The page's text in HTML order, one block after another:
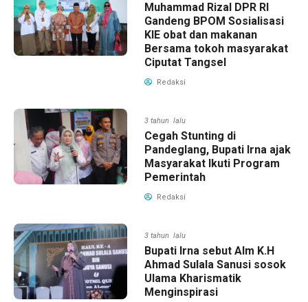
Muhammad Rizal DPR RI
Gandeng BPOM Sosialisasi
KIE obat dan makanan
Bersama tokoh masyarakat
Ciputat Tangsel
Redaksi
3 tahun lalu
Cegah Stunting di
Pandeglang, Bupati Irna ajak
Masyarakat Ikuti Program
Pemerintah
Redaksi
3 tahun lalu
Bupati Irna sebut Alm K.H
Ahmad Sulala Sanusi sosok
Ulama Kharismatik
Menginspirasi